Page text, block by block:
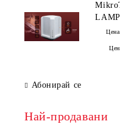
Абонирай се
Най-продавани